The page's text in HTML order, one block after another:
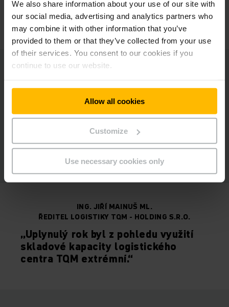
We also share information about your use of our site with
our social media, advertising and analytics partners who
may combine it with other information that you’ve
provided to them or that they’ve collected from your use
of their services. You consent to our cookies if you
continue to use our website.
Allow all cookies
Customize
Use necessary cookies only
od jejich vstupu do oblasti logistiky a
skladování."
oboustranné důvěře se již v počátcích podařilo v Opavě
vybudovat špičkové logistické centrum, které použitými
technologiemi a efektivitou procesů představuje ideální řešení
pro poskytované služby,“ shrnuje dlouhodobou spolupráci
David Kubiš, regionální vedoucí pro logistické systémy
ING. JIŘÍ MAINUŠ ML.
ŘEDITEL LOGISTIKY TQM - HOLDING S.R.O.
„Uplynulý rok byl z pohledu využití
skladové kapacity logistického
centra TQM extrémní.“